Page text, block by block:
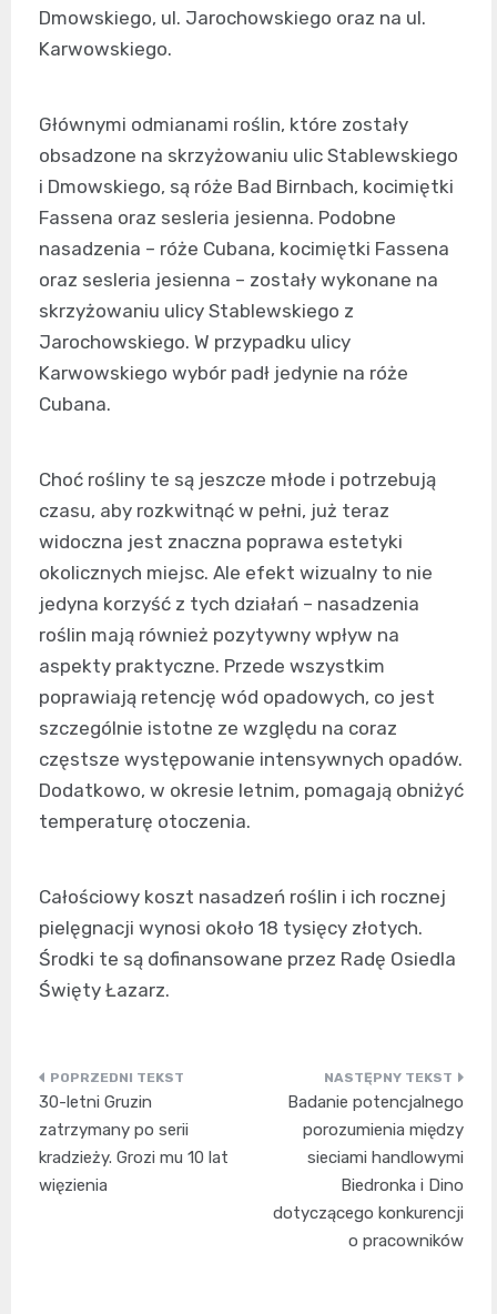
Dmowskiego, ul. Jarochowskiego oraz na ul.
Karwowskiego.
Głównymi odmianami roślin, które zostały
obsadzone na skrzyżowaniu ulic Stablewskiego
i Dmowskiego, są róże Bad Birnbach, kocimiętki
Fassena oraz sesleria jesienna. Podobne
nasadzenia – róże Cubana, kocimiętki Fassena
oraz sesleria jesienna – zostały wykonane na
skrzyżowaniu ulicy Stablewskiego z
Jarochowskiego. W przypadku ulicy
Karwowskiego wybór padł jedynie na róże
Cubana.
Choć rośliny te są jeszcze młode i potrzebują
czasu, aby rozkwitnąć w pełni, już teraz
widoczna jest znaczna poprawa estetyki
okolicznych miejsc. Ale efekt wizualny to nie
jedyna korzyść z tych działań – nasadzenia
roślin mają również pozytywny wpływ na
aspekty praktyczne. Przede wszystkim
poprawiają retencję wód opadowych, co jest
szczególnie istotne ze względu na coraz
częstsze występowanie intensywnych opadów.
Dodatkowo, w okresie letnim, pomagają obniżyć
temperaturę otoczenia.
Całościowy koszt nasadzeń roślin i ich rocznej
pielęgnacji wynosi około 18 tysięcy złotych.
Środki te są dofinansowane przez Radę Osiedla
Święty Łazarz.
Nawigacja
wpisu
30-letni Gruzin
zatrzymany po serii
kradzieży. Grozi mu 10 lat
więzienia
Badanie potencjalnego
porozumienia między
sieciami handlowymi
Biedronka i Dino
dotyczącego konkurencji
o pracowników